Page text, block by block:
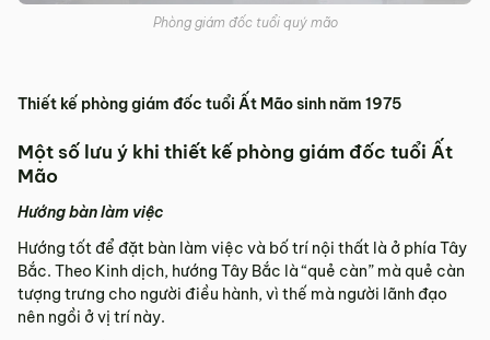
Phòng giám đốc tuổi quý mão
Thiết kế phòng giám đốc tuổi Ất Mão sinh năm 1975
Một số lưu ý khi thiết kế phòng giám đốc tuổi Ất
Mão
Hướng bàn làm việc
Hướng tốt để đặt bàn làm việc và bố trí nội thất là ở phía Tây
Bắc. Theo Kinh dịch, hướng Tây Bắc là “quẻ càn” mà quẻ càn
tượng trưng cho người điều hành, vì thế mà người lãnh đạo
nên ngồi ở vị trí này.